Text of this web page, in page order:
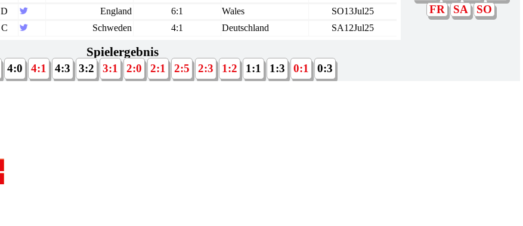
D England 6:1 Wales
SO13Jul25
C Schweden 4:1 Deutschland SA12Jul25
FR
SA SO
Spielergebnis
4:0 4:1 4:3 3:2 3:1 2:0 2:1 2:5 2:3 1:2 1:1 1:3 0:1 0:3